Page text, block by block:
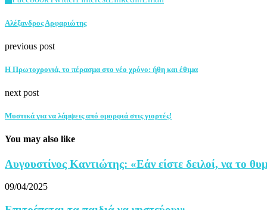
Αλέξανδρος Αρφαριώτης
previous post
Η Πρωτοχρονιά, το πέρασμα στο νέο χρόνο: ήθη και έθιμα
next post
Μυστικά για να λάμψεις από ομορφιά στις γιορτές!
You may also like
Αυγουστίνος Καντιώτης: «Εάν είστε δειλοί, να το
09/04/2025